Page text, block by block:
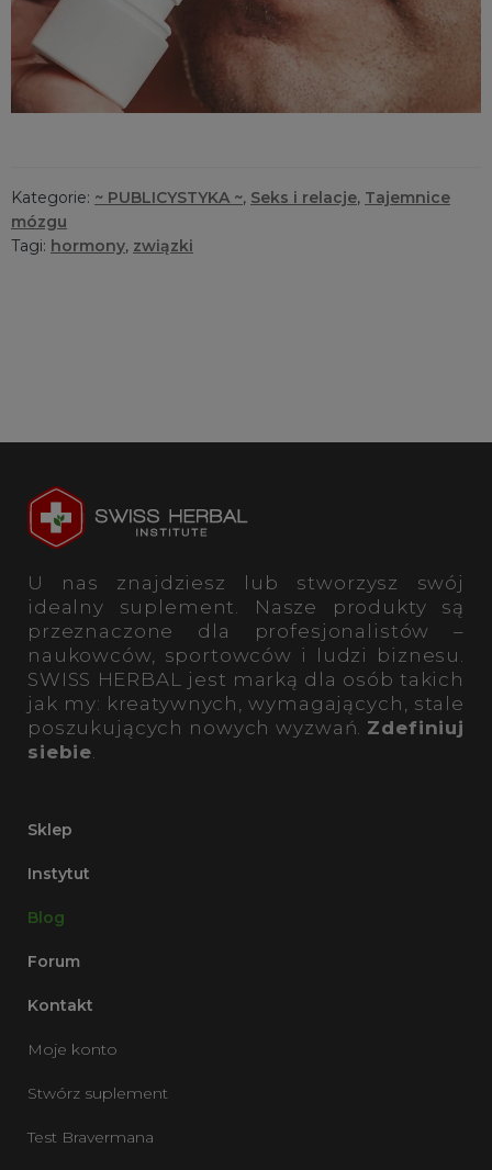
Kategorie: ~ PUBLICYSTYKA ~, Seks i relacje, Tajemnice
mózgu
Tagi: hormony, związki
U nas znajdziesz lub stworzysz swój
idealny suplement. Nasze produkty są
przeznaczone dla profesjonalistów –
naukowców, sportowców i ludzi biznesu.
SWISS HERBAL jest marką dla osób takich
jak my: kreatywnych, wymagających, stale
poszukujących nowych wyzwań. Zdefiniuj
siebie.
Sklep
Instytut
Blog
Forum
Kontakt
Moje konto
Stwórz suplement
Test Bravermana